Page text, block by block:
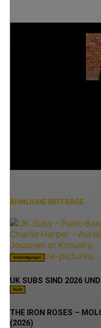
ÄHNLICHE BEITRÄGE
Ankündigungen
UK SUBS SIND 2026
Punk
THE IRON ROSES –
(2026)